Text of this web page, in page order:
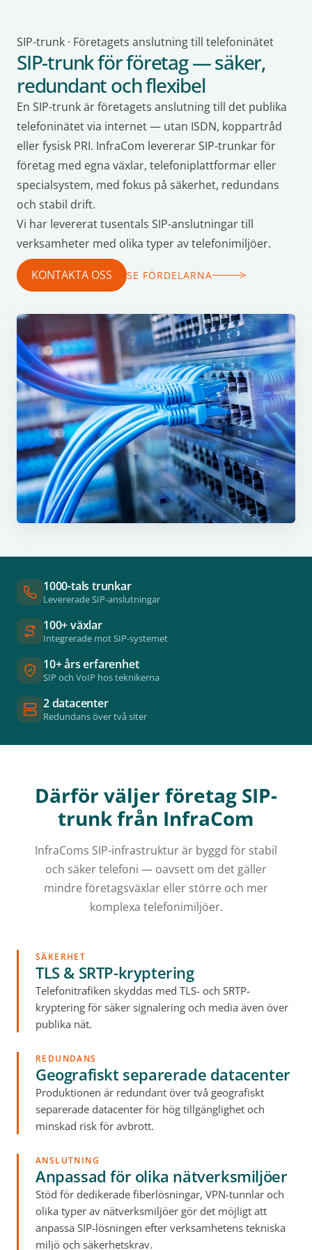
SIP-trunk · Företagets anslutning till telefoninätet
SIP-trunk för företag — säker,
redundant och flexibel
En SIP-trunk är företagets anslutning till det publika
telefoninätet via internet — utan ISDN, koppartråd
eller fysisk PRI. InfraCom levererar SIP-trunkar för
företag med egna växlar, telefoniplattformar eller
specialsystem, med fokus på säkerhet, redundans
och stabil drift.
Vi har levererat tusentals SIP-anslutningar till
verksamheter med olika typer av telefonimiljöer.
KONTAKTA OSS SE FÖRDELARNA
1000-tals trunkar
Levererade SIP-anslutningar
100+ växlar
Integrerade mot SIP-systemet
10+ års erfarenhet
SIP och VoIP hos teknikerna
2 datacenter
Redundans över två siter
Därför väljer företag SIP-
trunk från InfraCom
InfraComs SIP-infrastruktur är byggd för stabil
och säker telefoni — oavsett om det gäller
mindre företagsväxlar eller större och mer
komplexa telefonimiljöer.
SÄKERHET
TLS & SRTP-kryptering
Telefonitrafiken skyddas med TLS- och SRTP-
kryptering för säker signalering och media även över
publika nät.
REDUNDANS
Geografiskt separerade datacenter
Produktionen är redundant över två geografiskt
separerade datacenter för hög tillgänglighet och
minskad risk för avbrott.
ANSLUTNING
Anpassad för olika nätverksmiljöer
Stöd för dedikerade fiberlösningar, VPN-tunnlar och
olika typer av nätverksmiljöer gör det möjligt att
anpassa SIP-lösningen efter verksamhetens tekniska
miljö och säkerhetskrav.